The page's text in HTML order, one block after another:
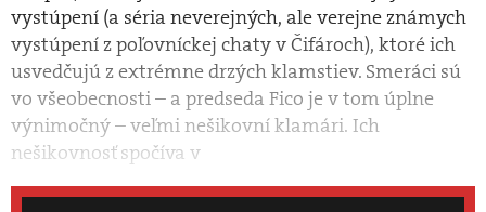
vystúpení (a séria neverejných, ale verejne známych
vystúpení z poľovníckej chaty v Čifároch), ktoré ich
usvedčujú z extrémne drzých klamstiev. Smeráci sú
vo všeobecnosti – a predseda Fico je v tom úplne
výnimočný – veľmi nešikovní klamári. Ich
nešikovnosť spočíva v